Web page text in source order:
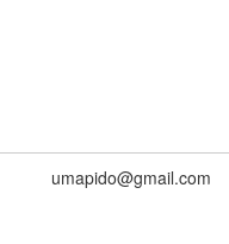
umapido@gmail.com